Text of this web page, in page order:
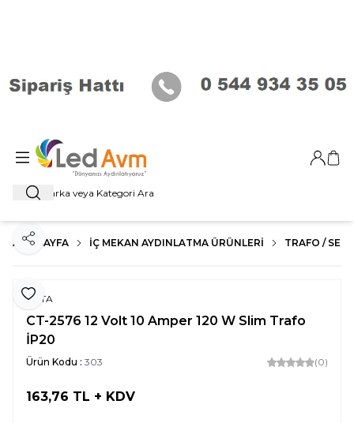
Ara
Giriş
ANA SAYFA İÇ MEKAN AYDINLATMA ÜRÜNLERI TRAFO /
Favoriye Ekle
Paylaş
CATA
CT-2576 12 Volt 10 Amper 120 W Slim Trafo
İP20
Ürün Kodu : 303 (0)
163,76 TL + KDV